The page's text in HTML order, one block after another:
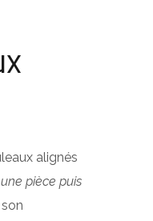
alignés
pièce puis